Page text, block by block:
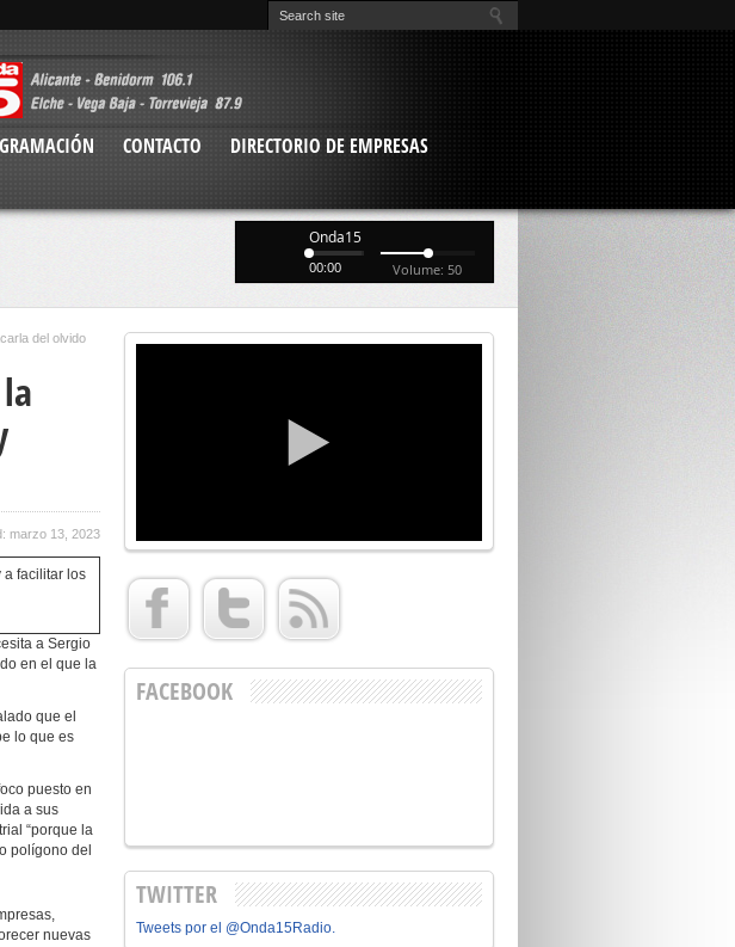
CONTACTO
DIRECTORIO DE EMPRESAS
Onda15
00:00 Volume: 50
del olvido
marzo 13, 2023
facilitar los
a Sergio
en el que la
que el
lo que es
puesto en
a sus
“porque la
polígono del
nuevas
FACEBOOK
TWITTER
Tweets por el @Onda15Radio.